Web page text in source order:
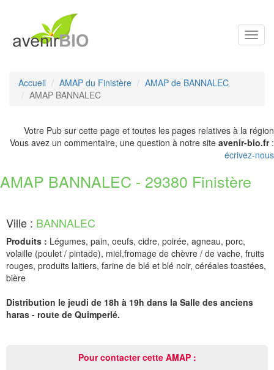
Accueil AMAP du Finistère
AMAP de BANNALEC
AMAP BANNALEC
Votre Pub sur cette page et toutes les pages relatives à la région
Vous avez un commentaire, une question à notre site avenir-bio.fr:
écrivez-nous
AMAP BANNALEC - 29380 Finistère
Ville : BANNALEC
Produits : Légumes, pain, oeufs, cidre, poirée, agneau, porc,
volaille (poulet / pintade), miel,fromage de chèvre / de vache, fruits
rouges, produits laitiers, farine de blé et blé noir, céréales toastées,
bière
Distribution le jeudi de 18h à 19h dans la Salle des anciens
haras - route de Quimperlé.
Pour contacter cette AMAP :